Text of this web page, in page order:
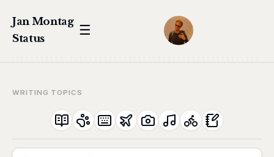
Jan Montag
Status
☰
WRITING TOPICS